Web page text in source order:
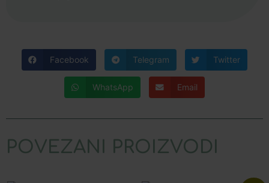
Facebook Telegram Twitter
WhatsApp Email
POVEZANI PROIZVODI